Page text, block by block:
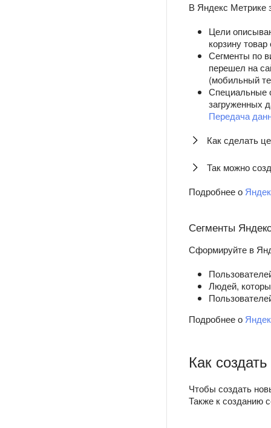
В Яндекс Метрике
Цели
корзину
Сегменты по
перешел на
(мобильный
Специальные
загруженных
Передача
Как сделать
Так можно
Подробнее о
Сегменты
Сформируйте в
Людей,
Подробнее о
Как
Чтобы создать
Также к созданию